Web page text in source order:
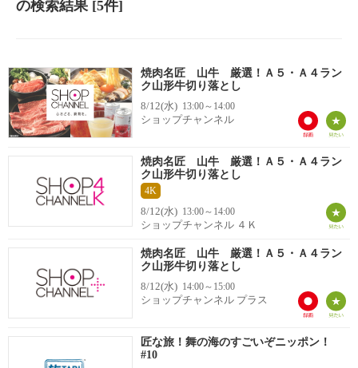
の検索結果[5件]
焼肉名匠 山牛 厳選！Ａ５・Ａ４ラン
ク山形牛切り落とし
8/12(水) 13:00～14:00
ショップチャンネル
焼肉名匠 山牛 厳選！Ａ５・Ａ４ラン
ク山形牛切り落とし
4K
8/12(水) 13:00～14:00
ショップチャンネル ４Ｋ
焼肉名匠 山牛 厳選！Ａ５・Ａ４ラン
ク山形牛切り落とし
8/12(水) 14:00～15:00
ショップチャンネル プラス
匠な旅！舞の海のすごいぞニッポン！
#10